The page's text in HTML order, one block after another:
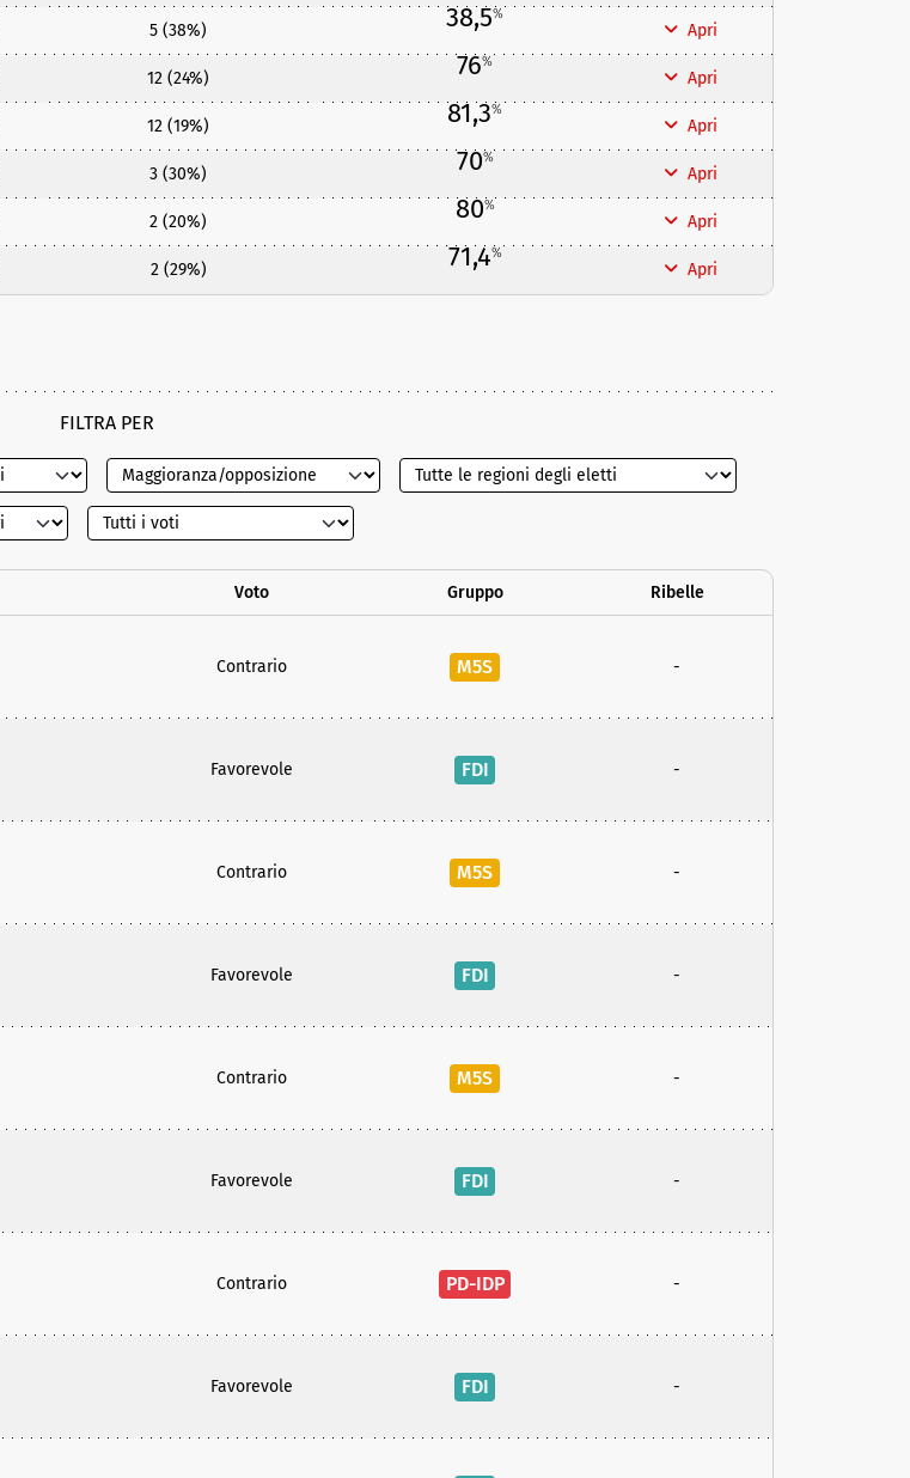
5 (38%) 38,5%
Apri
12 (24%) 76%
Apri
12 (19%) 81,3%
Apri
3 (30%) 70%
Apri
2 (20%) 80%
Apri
2 (29%) 71,4%
Apri
FILTRA PER
Voto Gruppo Ribelle
Contrario M5S -
Favorevole FDI -
Contrario M5S -
Favorevole FDI -
Contrario M5S -
Favorevole FDI -
Contrario PD-IDP -
Favorevole FDI -